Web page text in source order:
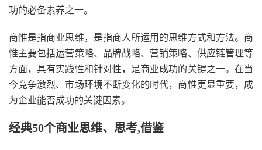
功的必备素养之一。
商惟是指商业思维，是指商人所运用的思维方式和方法。商
惟主要包括运营策略、品牌战略、营销策略、供应链管理等
方面，具有实践性和针对性，是商业成功的关键之一。在当
今竞争激烈、市场环境不断变化的时代，商惟更显重要，成
为企业能否成功的关键因素。
经典50个商业思维、思考,借鉴